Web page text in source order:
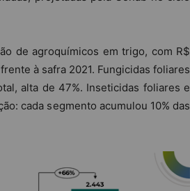
de agroquímicos em trigo, com R$
à safra 2021. Fungicidas foliares
alta de 47%. Inseticidas foliares e
cada segmento acumulou 10% das